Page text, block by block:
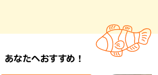
あなたへおすすめ！